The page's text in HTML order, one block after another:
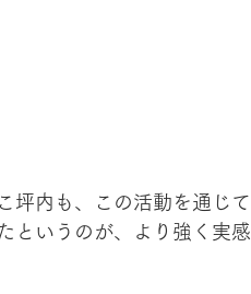
坪内も、この活動を通じて
というのが、より強く実感